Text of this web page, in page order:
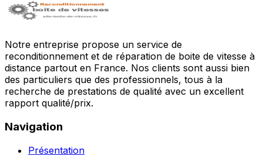
Notre entreprise propose un service de
reconditionnement et de réparation de boite de vitesse à
distance partout en France. Nos clients sont aussi bien
des particuliers que des professionnels, tous à la
recherche de prestations de qualité avec un excellent
rapport qualité/prix.
Navigation
Présentation